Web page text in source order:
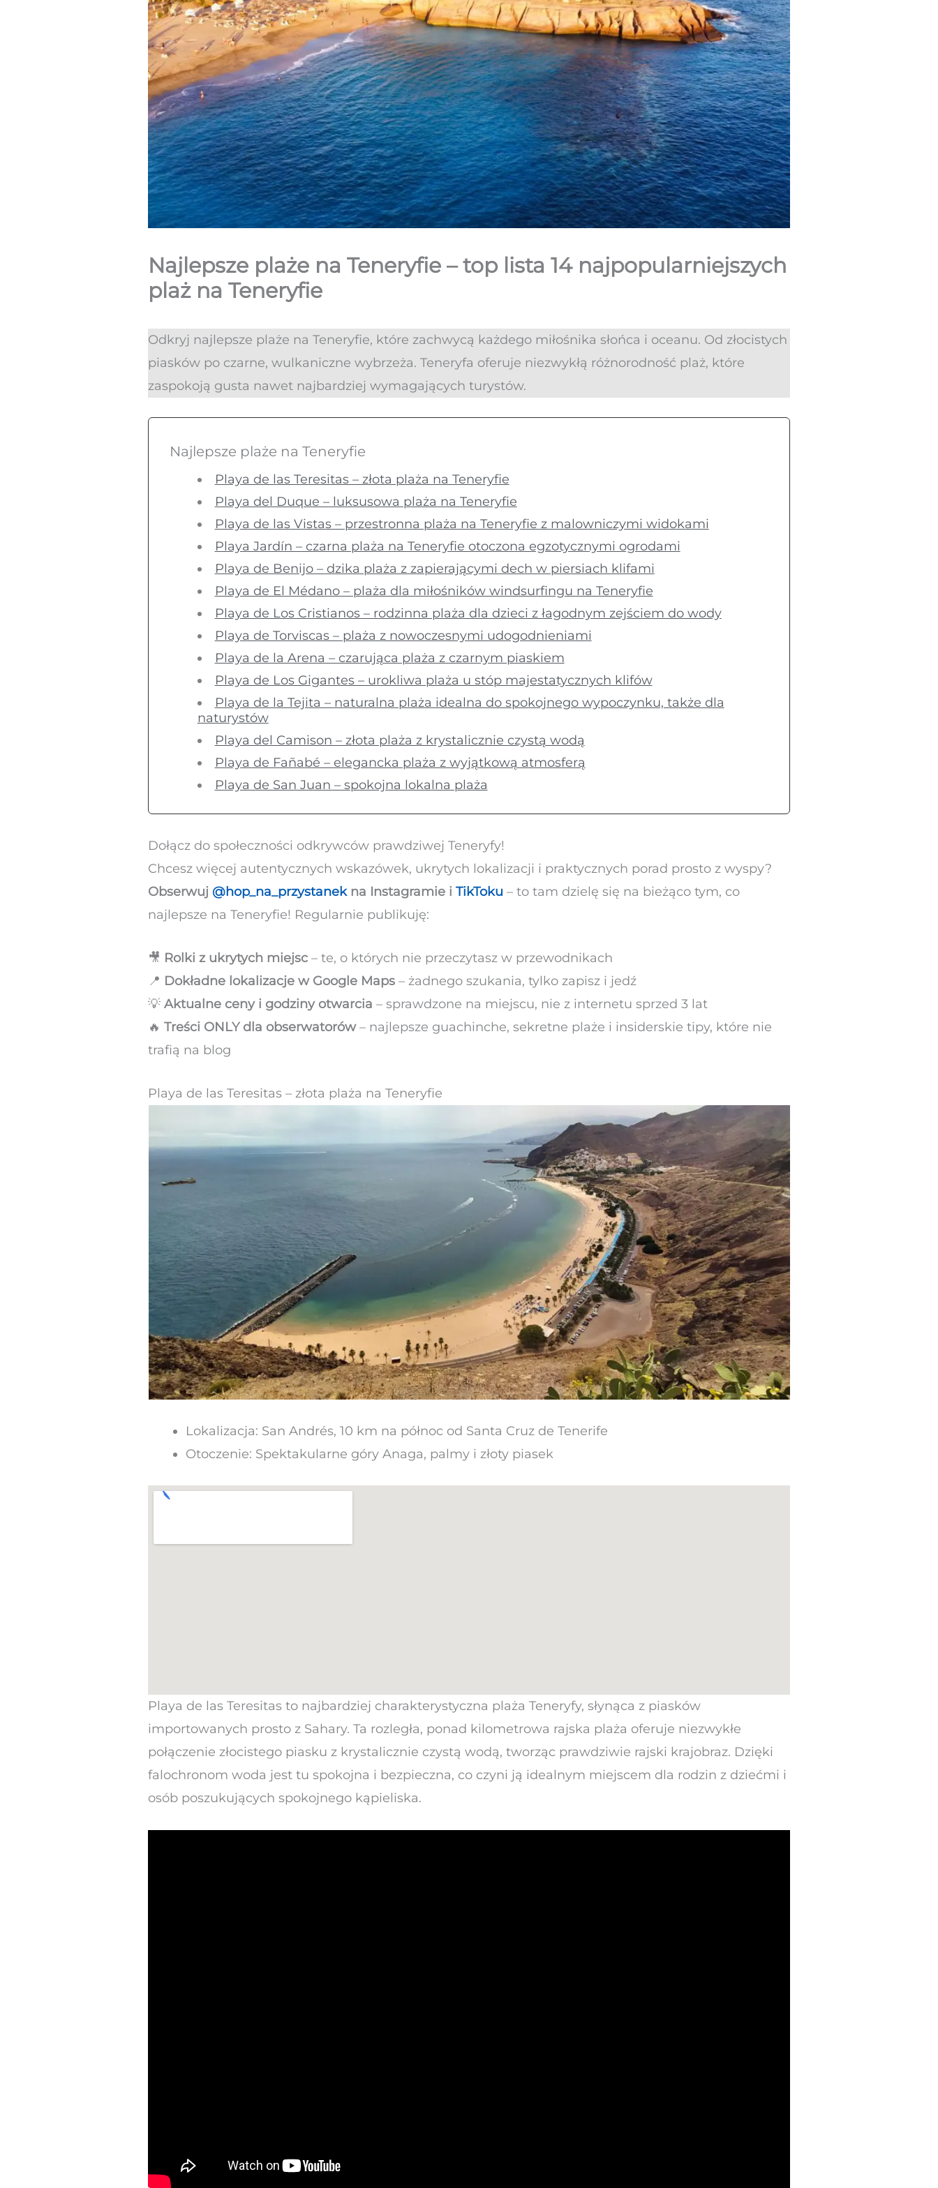
Najlepsze plaże na Teneryfie – top lista 14 najpopularniejszych
plaż na Teneryfie
Odkryj najlepsze plaże na Teneryfie, które zachwycą każdego miłośnika słońca i oceanu. Od złocistych
piasków po czarne, wulkaniczne wybrzeża. Teneryfa oferuje niezwykłą różnorodność plaż, które
zaspokoją gusta nawet najbardziej wymagających turystów.
Najlepsze plaże na Teneryfie
Playa de las Teresitas – złota plaża na Teneryfie
Playa del Duque – luksusowa plaża na Teneryfie
Playa de las Vistas – przestronna plaża na Teneryfie z malowniczymi widokami
Playa Jardín – czarna plaża na Teneryfie otoczona egzotycznymi ogrodami
Playa de Benijo – dzika plaża z zapierającymi dech w piersiach klifami
Playa de El Médano – plaża dla miłośników windsurfingu na Teneryfie
Playa de Los Cristianos – rodzinna plaża dla dzieci z łagodnym zejściem do wody
Playa de Torviscas – plaża z nowoczesnymi udogodnieniami
Playa de la Arena – czarująca plaża z czarnym piaskiem
Playa de Los Gigantes – urokliwa plaża u stóp majestatycznych klifów
Playa de la Tejita – naturalna plaża idealna do spokojnego wypoczynku, także dla
naturystów
Playa del Camison – złota plaża z krystalicznie czystą wodą
Playa de Fañabé – elegancka plaża z wyjątkową atmosferą
Playa de San Juan – spokojna lokalna plaża
Dołącz do społeczności odkrywców prawdziwej Teneryfy!
Chcesz więcej autentycznych wskazówek, ukrytych lokalizacji i praktycznych porad prosto z wyspy?
Obserwuj @hop_na_przystanekna Instagramie iTikToku – to tam dzielę się na bieżąco tym, co
najlepsze na Teneryfie! Regularnie publikuję:
🎥 Rolki z ukrytych miejsc – te, o których nie przeczytasz w przewodnikach
📍 Dokładne lokalizacje w Google Maps – żadnego szukania, tylko zapisz i jedź
💡Aktualne ceny i godziny otwarcia – sprawdzone na miejscu, nie z internetu sprzed 3 lat
🔥Treści ONLY dla obserwatorów– najlepsze guachinche, sekretne plaże i insiderskie tipy, które nie
trafią na blog
Playa de las Teresitas – złota plaża na Teneryfie
Lokalizacja: San Andrés, 10 km na północ od Santa Cruz de Tenerife
Otoczenie: Spektakularne góry Anaga, palmy i złoty piasek
Playa de las Teresitas to najbardziej charakterystyczna plaża Teneryfy, słynąca z piasków
importowanych prosto z Sahary. Ta rozległa, ponad kilometrowa rajska plaża oferuje niezwykłe
połączenie złocistego piasku z krystalicznie czystą wodą, tworząc prawdziwie rajski krajobraz. Dzięki
falochronom woda jest tu spokojna i bezpieczna, co czyni ją idealnym miejscem dla rodzin z dziećmi i
osób poszukujących spokojnego kąpieliska.